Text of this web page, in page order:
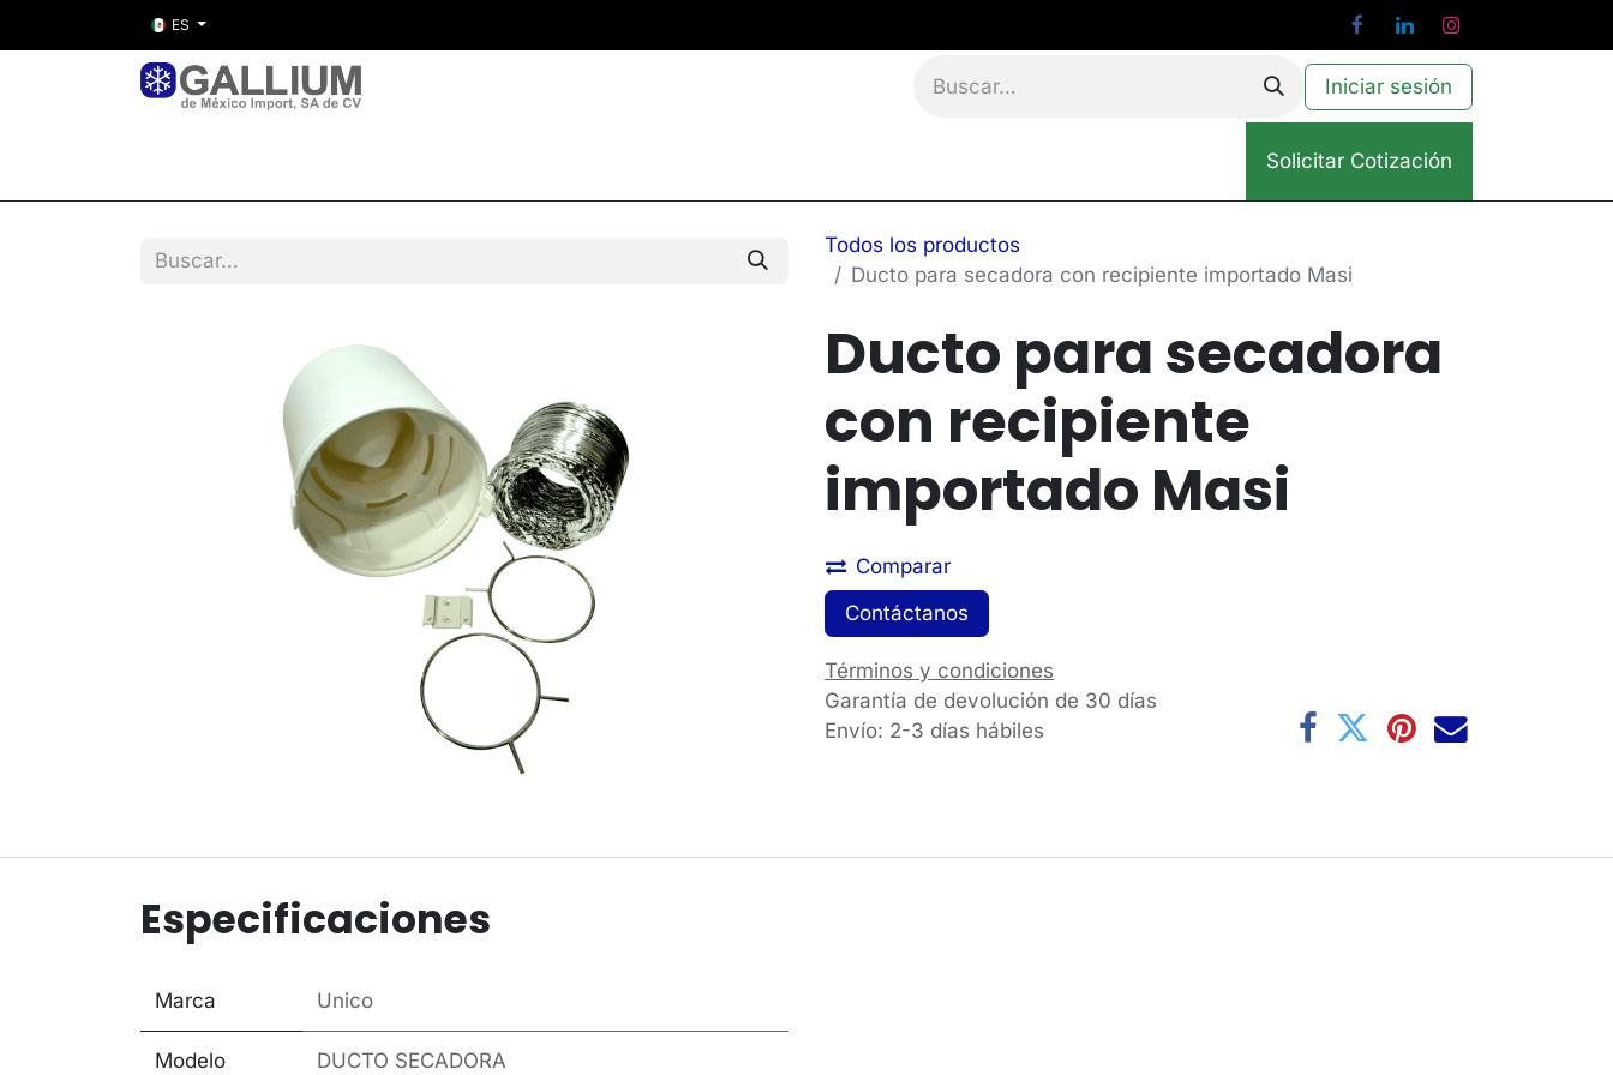
ES
Iniciar sesión
Solicitar Cotización
Todos los productos
Ducto para secadora con recipiente importado Masi
Ducto para secadora
con recipiente
importado Masi
Comparar
Contáctanos
Términos y condiciones
Garantía de devolución de 30 días
Envío: 2-3 días hábiles
Especificaciones
Marca Unico
Modelo DUCTO SECADORA